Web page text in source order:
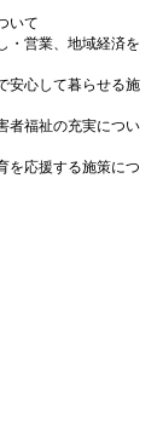
いて
・営業、地域経済を
安心して暮らせる施
者福祉の充実につい
を応援する施策につ